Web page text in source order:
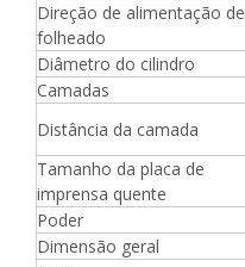
Direção de alimentação de
folheado
Diâmetro do cilindro
Camadas
Distância da camada
Tamanho da placa de
imprensa quente
Poder
Dimensão geral